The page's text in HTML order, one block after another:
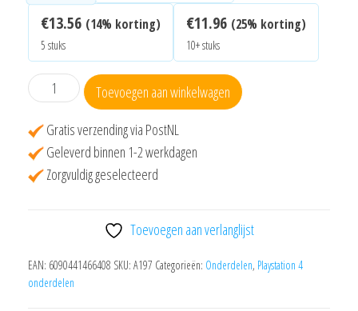
€13.56 (14% korting)
5 stuks
€11.96 (25% korting)
10+ stuks
Accu
voor
Playstation
4
controller
Toevoegen aan winkelwagen
Gratis verzending via PostNL
Geleverd binnen 1-2 werkdagen
Zorgvuldig geselecteerd
Toevoegen aan verlanglijst
EAN: 6090441466408 SKU: A197 Categorieën: Onderdelen, Playstation 4
onderdelen